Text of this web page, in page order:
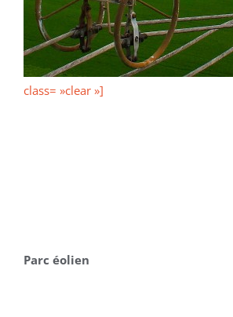
class= »clear »]
Parc éolien